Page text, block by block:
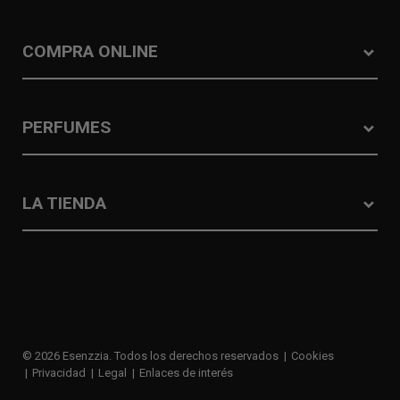
COMPRA ONLINE
PERFUMES
LA TIENDA
© 2026 Esenzzia. Todos los derechos reservados
Cookies
Privacidad
Legal Enlaces de interés